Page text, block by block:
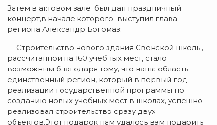
Затем в актовом зале был дан праздничный
концерт,в начале которого выступил глава
региона Александр Богомаз:
— Строительство нового здания Свенской школы,
рассчитанной на 160 учебных мест, стало
возможным благодаря тому, что наша область
единственный регион, который в первый год
реализации государственной программы по
созданию новых учебных мест в школах, успешно
реализовал строительство сразу двух
объектов.Этот подарок нам удалось вам подарить